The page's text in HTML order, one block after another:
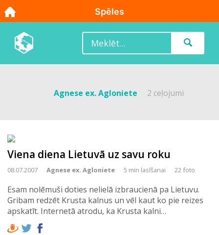
Agnese ex. Agloniete 2 ceļojumi
Viena diena Lietuvā uz savu roku
08.07.2007 Agnese ex. Agloniete 5 min lasīšanai 22 foto
Esam nolēmuši doties nelielā izbraucienā pa Lietuvu.
Gribam redzēt Krusta kalnus un vēl kaut ko pie reizes
apskatīt. Internetā atrodu, ka Krusta kalni…